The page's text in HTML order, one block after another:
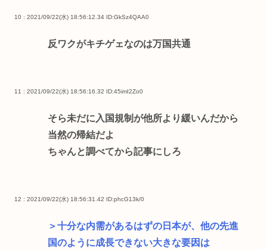
10 : 2021/09/22(水) 18:56:12.34 ID:GkSz4QAA0
反ワクがキチゲェなのは万国共通
11 : 2021/09/22(水) 18:56:16.32 ID:45imI2Zo0
そら未だに入国規制が他所より緩いんだから
当然の帰結だよ
ちゃんと調べてから記事にしろ
12 : 2021/09/22(水) 18:56:31.42 ID:phcG13k/0
＞十分な内需があるはずの日本が、他の先進
国のように成長できない大きな要因は